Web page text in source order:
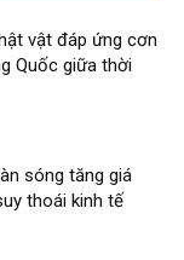
vật đáp ứng cơn
Quốc giữa thời
sóng tăng giá
thoái kinh tế